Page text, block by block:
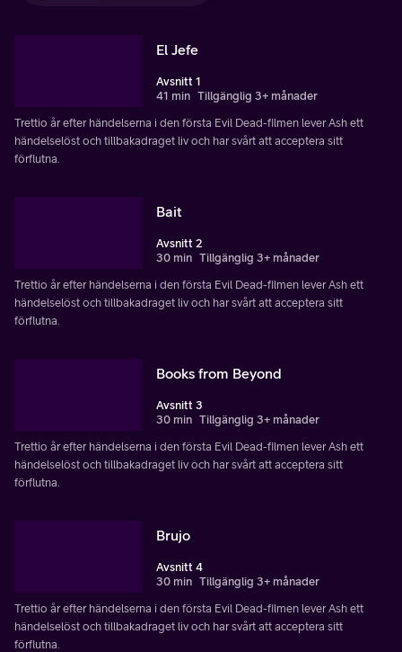
El Jefe
Avsnitt 1
41 min Tillgänglig 3+ månader
Trettio år efter händelserna i den första Evil Dead-filmen lever Ash ett
händelselöst och tillbakadraget liv och har svårt att acceptera sitt
förflutna.
Bait
Avsnitt 2
30 min Tillgänglig 3+ månader
Trettio år efter händelserna i den första Evil Dead-filmen lever Ash ett
händelselöst och tillbakadraget liv och har svårt att acceptera sitt
förflutna.
Books from Beyond
Avsnitt 3
30 min Tillgänglig 3+ månader
Trettio år efter händelserna i den första Evil Dead-filmen lever Ash ett
händelselöst och tillbakadraget liv och har svårt att acceptera sitt
förflutna.
Brujo
Avsnitt 4
30 min Tillgänglig 3+ månader
Trettio år efter händelserna i den första Evil Dead-filmen lever Ash ett
händelselöst och tillbakadraget liv och har svårt att acceptera sitt
förflutna.